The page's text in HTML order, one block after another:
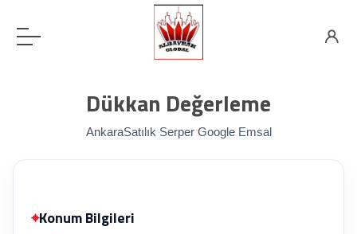
Dükkan Değerleme
AnkaraSatılık Serper Google Emsal
⌖Konum Bilgileri